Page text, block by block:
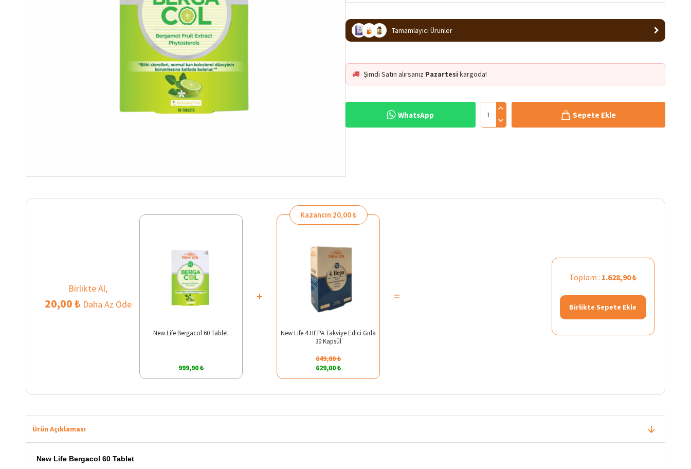
Tamamlayıcı Ürünler
Şimdi Satın alırsanız Pazartesi kargoda!
WhatsApp Sepete Ekle
Birlikte Al,
20,00 ₺ Daha Az Öde
New Life Bergacol 60 Tablet
999,90 ₺
+
Kazancın 20,00 ₺
New Life 4 HEPA Takviye Edici Gıda
30 Kapsül
649,00 ₺
629,00 ₺
=
Toplam : 1.628,90 ₺
Birlikte Sepete Ekle
Ürün Açıklaması
New Life Bergacol 60 Tablet